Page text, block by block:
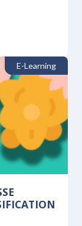
E-Learning